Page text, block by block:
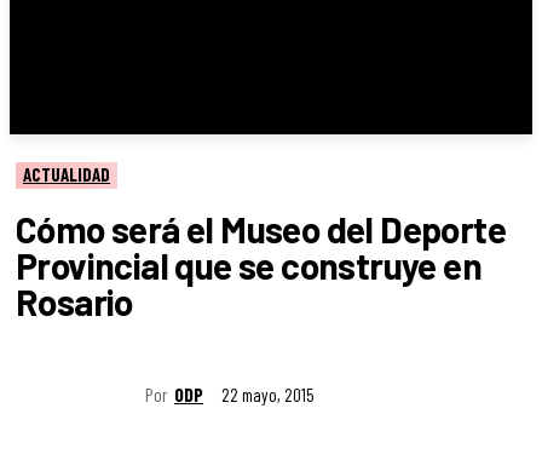
ACTUALIDAD
Cómo será el Museo del Deporte
Provincial que se construye en
Rosario
Por ODP 22 mayo, 2015